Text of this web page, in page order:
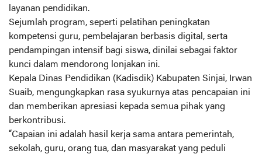
layanan pendidikan.
Sejumlah program, seperti pelatihan peningkatan
kompetensi guru, pembelajaran berbasis digital, serta
pendampingan intensif bagi siswa, dinilai sebagai faktor
kunci dalam mendorong lonjakan ini.
Kepala Dinas Pendidikan (Kadisdik) Kabupaten Sinjai, Irwan
Suaib, mengungkapkan rasa syukurnya atas pencapaian ini
dan memberikan apresiasi kepada semua pihak yang
berkontribusi.
“Capaian ini adalah hasil kerja sama antara pemerintah,
sekolah, guru, orang tua, dan masyarakat yang peduli